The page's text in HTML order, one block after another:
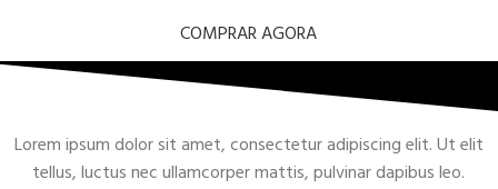
COMPRAR AGORA
Lorem ipsum dolor sit amet, consectetur adipiscing elit. Ut elit
tellus, luctus nec ullamcorper mattis, pulvinar dapibus leo.